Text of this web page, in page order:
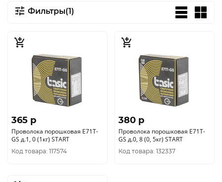
Фильтры(1)
365 p
Проволока порошковая E71T-
GS д.1, 0 (1кг) START
Код товара: 117574
380 p
Проволока порошковая E71T-
GS д.0, 8 (0, 5кг) START
Код товара: 132337